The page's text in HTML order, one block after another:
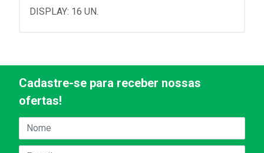
DISPLAY: 16 UN.
Cadastre-se para receber nossas
ofertas!